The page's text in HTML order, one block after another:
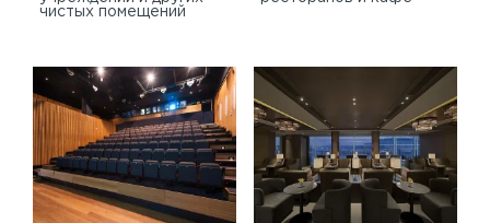
чистых помещений